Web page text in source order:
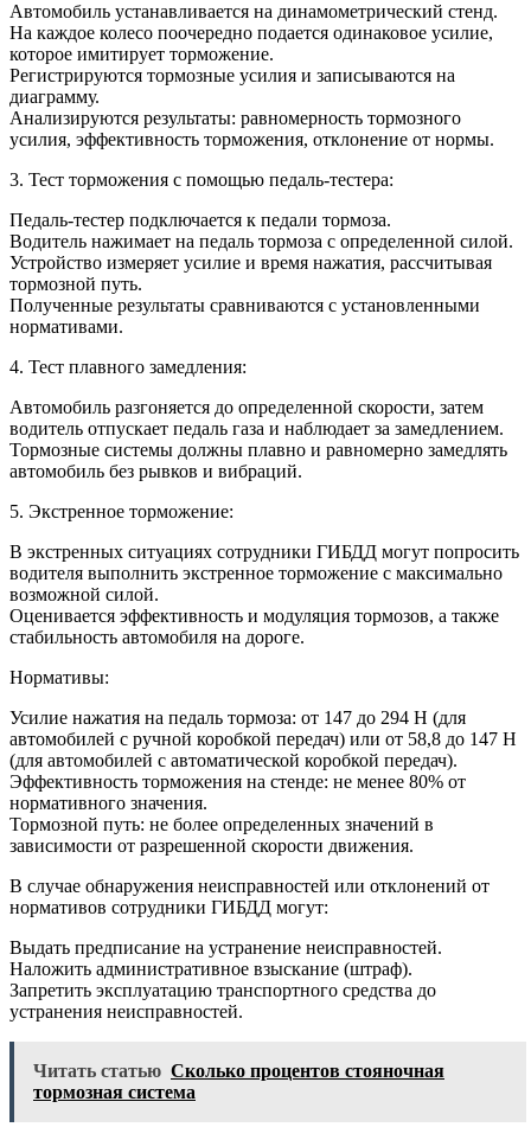
Автомобиль устанавливается на динамометрический стенд.
На каждое колесо поочередно подается одинаковое усилие,
которое имитирует торможение.
Регистрируются тормозные усилия и записываются на
диаграмму.
Анализируются результаты: равномерность тормозного
усилия, эффективность торможения, отклонение от нормы.
3. Тест торможения с помощью педаль-тестера:
Педаль-тестер подключается к педали тормоза.
Водитель нажимает на педаль тормоза с определенной силой.
Устройство измеряет усилие и время нажатия, рассчитывая
тормозной путь.
Полученные результаты сравниваются с установленными
нормативами.
4. Тест плавного замедления:
Автомобиль разгоняется до определенной скорости, затем
водитель отпускает педаль газа и наблюдает за замедлением.
Тормозные системы должны плавно и равномерно замедлять
автомобиль без рывков и вибраций.
5. Экстренное торможение:
В экстренных ситуациях сотрудники ГИБДД могут попросить
водителя выполнить экстренное торможение с максимально
возможной силой.
Оценивается эффективность и модуляция тормозов, а также
стабильность автомобиля на дороге.
Нормативы:
Усилие нажатия на педаль тормоза: от 147 до 294 Н (для
автомобилей с ручной коробкой передач) или от 58,8 до 147 Н
(для автомобилей с автоматической коробкой передач).
Эффективность торможения на стенде: не менее 80% от
нормативного значения.
Тормозной путь: не более определенных значений в
зависимости от разрешенной скорости движения.
В случае обнаружения неисправностей или отклонений от
нормативов сотрудники ГИБДД могут:
Выдать предписание на устранение неисправностей.
Наложить административное взыскание (штраф).
Запретить эксплуатацию транспортного средства до
устранения неисправностей.
Читать статью Сколько процентов стояночная
тормозная система